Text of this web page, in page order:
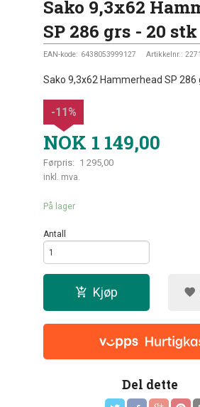
Sako 9,3x62
SP 286 grs - 20 stk
EAN-kode: 6438053999127 Artikkelnr.:
Sako 9,3x62 Hammerhead SP 286
NOK 1 149,00
Førpris: 1 295,00
Rabatt
-11%
inkl. mva.
På lager
Antall
Kjøp
Del dette